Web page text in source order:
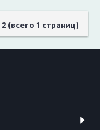
(всего 1 страниц)